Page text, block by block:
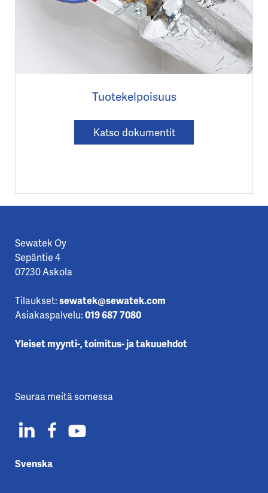
Tuotekelpoisuus
Katso dokumentit
Sewatek Oy
Sepäntie 4
07230 Askola
Tilaukset:sewatek@sewatek.com
Asiakaspalvelu:019 687 7080
Yleiset myynti-, toimitus- ja takuuehdot
Seuraa meitä somessa
Svenska